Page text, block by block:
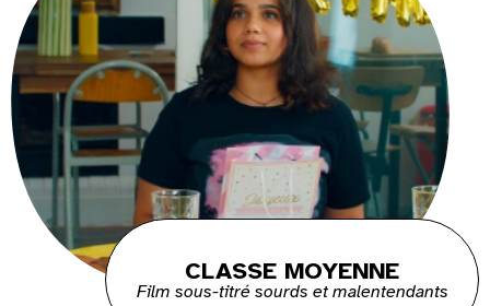
CLASSE MOYENNE
Film sous-titré sourds et malentendants